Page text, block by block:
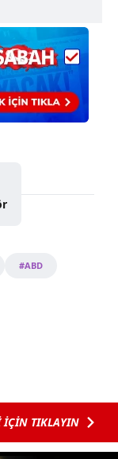
bilgi
daha işlevsel
yönelik
amaçlarıyla
detaylı bilgi
uyarınca
ilgili bilgi
#ABD
İÇİN TIKLAYIN